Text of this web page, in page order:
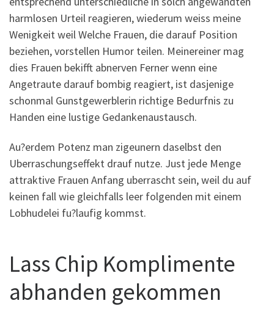
harmlosen Urteil reagieren, wiederum weiss meine
Wenigkeit weil Welche Frauen, die darauf Position
beziehen, vorstellen Humor teilen. Meinereiner mag
dies Frauen bekifft abnerven Ferner wenn eine
Angetraute darauf bombig reagiert, ist dasjenige
schonmal Gunstgewerblerin richtige Bedurfnis zu
Handen eine lustige Gedankenaustausch.
Au?erdem Potenz man zigeunern daselbst den
Uberraschungseffekt drauf nutze. Just jede Menge
attraktive Frauen Anfang uberrascht sein, weil du auf
keinen fall wie gleichfalls leer folgenden mit einem
Lobhudelei fu?laufig kommst.
Lass Chip Komplimente
abhanden gekommen